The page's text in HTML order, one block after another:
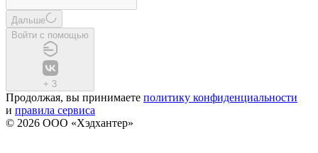
Дальше
Войти с помощью
+ 3
Продолжая, вы принимаете политику конфиденциальности
и правила сервиса
© 2026 ООО «Хэдхантер»